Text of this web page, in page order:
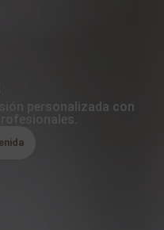
personalizada con